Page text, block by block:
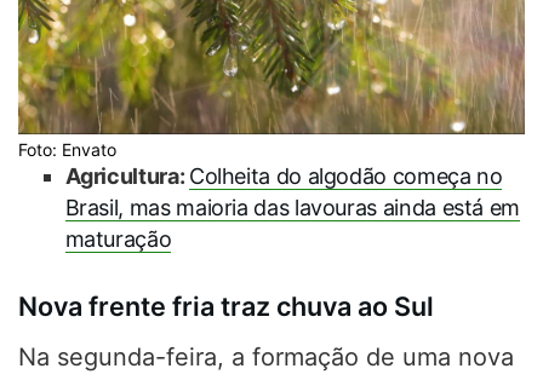
Foto: Envato
Agricultura: Colheita do algodão começa no
Brasil, mas maioria das lavouras ainda está em
maturação
Nova frente fria traz chuva ao Sul
Na segunda-feira, a formação de uma nova